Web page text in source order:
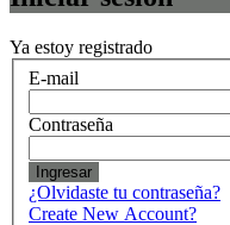
Ya estoy registrado
E-mail
Contraseña
Ingresar
¿Olvidaste tu contraseña?
Create New Account?